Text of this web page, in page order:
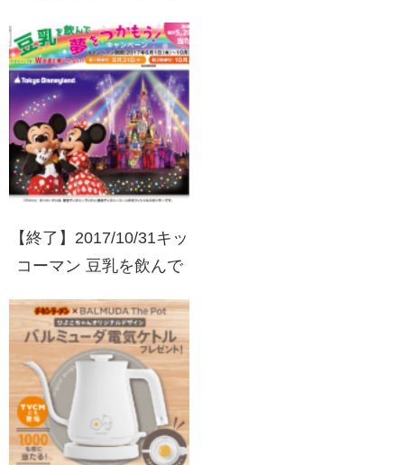
ンボ宝くじプレゼン
ト！！
【終了】2017/10/31キッ
コーマン 豆乳を飲んで
ーン 東京ディズニーラ
ンド貸切パーティーご招